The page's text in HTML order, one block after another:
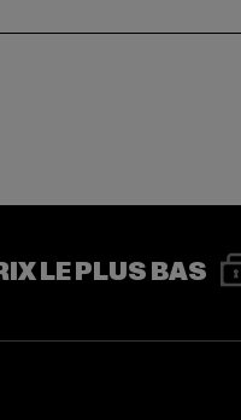
LE PLUS BAS